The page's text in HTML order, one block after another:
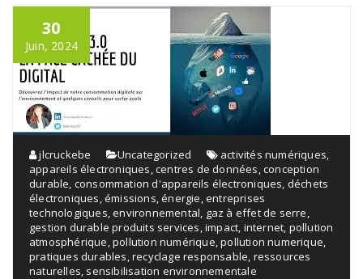
30
Juin, 2024
jlcruckebe Uncategorized activités numériques
appareils électroniques ,centres de données ,conception
durable consommation d'appareils électroniques déchets
électroniques ,émissions ,énergie ,entreprises
technologiques ,environnemental gaz à effet de serre
gestion durable produits services ,impact internet pollution
atmosphérique ,pollution numérique ,pollution numerique
pratiques durables ,recyclage responsable ressources
naturelles sensibilisation environnementale